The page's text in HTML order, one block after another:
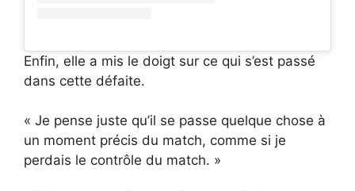
Enfin, elle a mis le doigt sur ce qui s’est passé
dans cette défaite.
« Je pense juste qu’il se passe quelque chose à
un moment précis du match, comme si je
perdais le contrôle du match. »